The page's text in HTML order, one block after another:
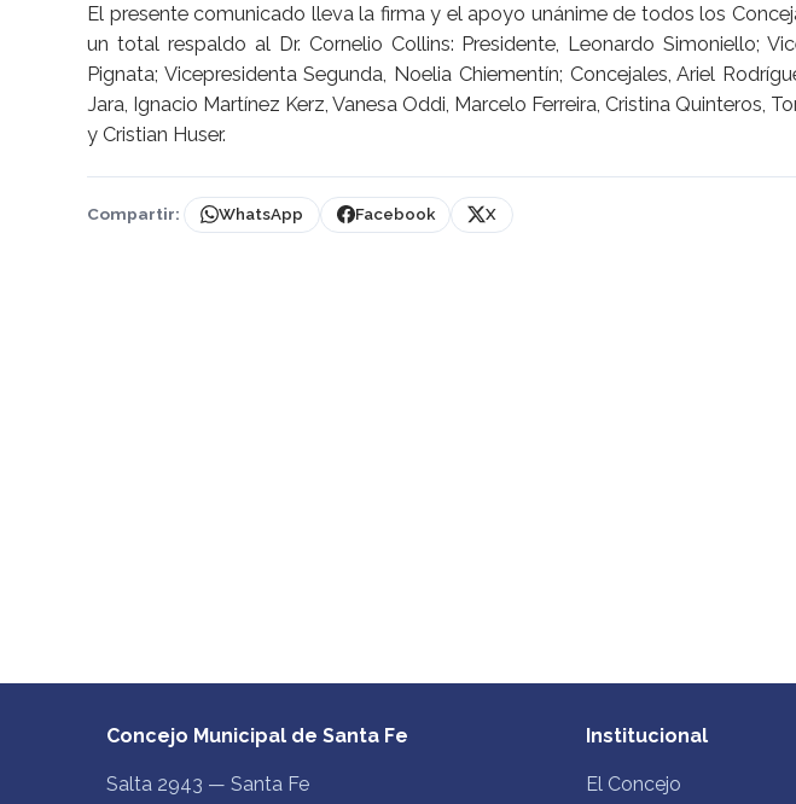
El presente comunicado lleva la firma y el apoyo unánime de todos los
un total respaldo al Dr. Cornelio Collins: Presidente, Leonardo Simoniello;
Pignata; Vicepresidenta Segunda, Noelia Chiementín; Concejales, Ariel
Jara, Ignacio Martínez Kerz, Vanesa Oddi, Marcelo Ferreira, Cristina Quinteros,
y Cristian Huser.
Compartir: WhatsApp Facebook X
Concejo Municipal de Santa Fe
Salta 2943 — Santa Fe
Institucional
El Concejo